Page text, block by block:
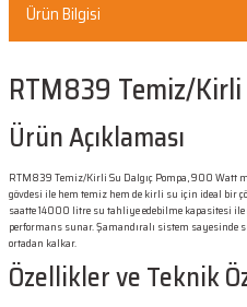
Ürün Bilgisi
RTM839 Temiz/Kirli
Ürün Açıklaması
RTM839 Temiz/Kirli Su Dalgıç Pompa, 900 Watt
gövdesi ile hem temiz hem de kirli su için ideal bir
saatte 14000 litre su tahliye edebilme kapasitesi
performans sunar. Şamandıralı sistem
ortadan kalkar.
Özellikler ve Teknik